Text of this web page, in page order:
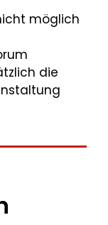
möglich
die